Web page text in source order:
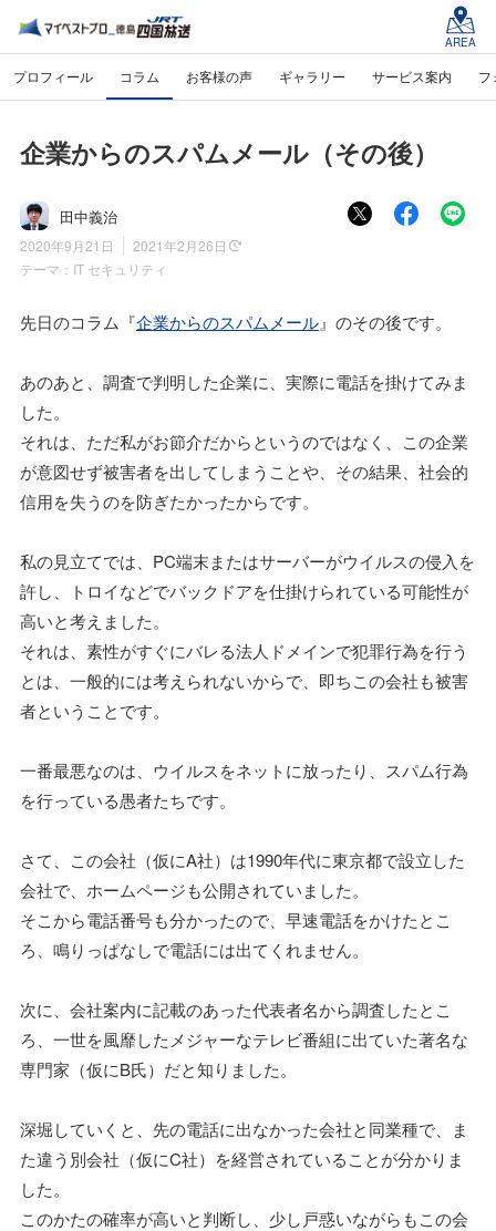
AREA
プロフィール コラム お客様の声 ギャラリー サービス案内 フ
企業からのスパムメール（その後）
田中義治
2020年9月21日
2021年2月26日
テーマ： IT セキュリティ
先日のコラム『企業からのスパムメール』のその後です。
あのあと、調査で判明した企業に、実際に電話を掛けてみま
した。
それは、ただ私がお節介だからというのではなく、この企業
が意図せず被害者を出してしまうことや、その結果、社会的
信用を失うのを防ぎたかったからです。
私の見立てでは、PC端末またはサーバーがウイルスの侵入を
許し、トロイなどでバックドアを仕掛けられている可能性が
高いと考えました。
それは、素性がすぐにバレる法人ドメインで犯罪行為を行う
とは、一般的には考えられないからで、即ちこの会社も被害
者ということです。
一番最悪なのは、ウイルスをネットに放ったり、スパム行為
を行っている愚者たちです。
さて、この会社（仮にA社）は1990年代に東京都で設立した
会社で、ホームページも公開されていました。
そこから電話番号も分かったので、早速電話をかけたとこ
ろ、鳴りっぱなしで電話には出てくれません。
次に、会社案内に記載のあった代表者名から調査したとこ
ろ、一世を風靡したメジャーなテレビ番組に出ていた著名な
専門家（仮にB氏）だと知りました。
深堀していくと、先の電話に出なかった会社と同業種で、ま
た違う別会社（仮にC社）を経営されていることが分かりま
した。
このかたの確率が高いと判断し、少し戸惑いながらもこの会